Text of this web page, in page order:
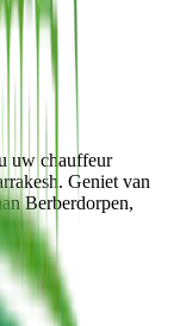
uw chauffeur
Geniet van
Berberdorpen,